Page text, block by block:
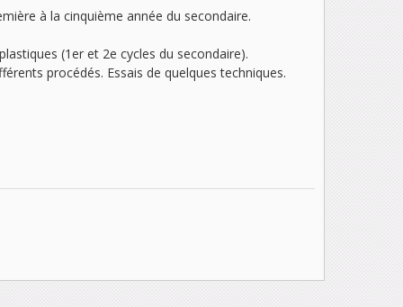
à la cinquième année du secondaire.
(1er et 2e cycles du secondaire).
procédés. Essais de quelques techniques.